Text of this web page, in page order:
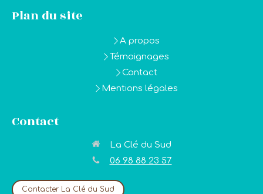
Plan du site
A propos
Témoignages
Contact
Mentions légales
Contact
La Clé du Sud
06 98 88 23 57
Contacter La Clé du Sud